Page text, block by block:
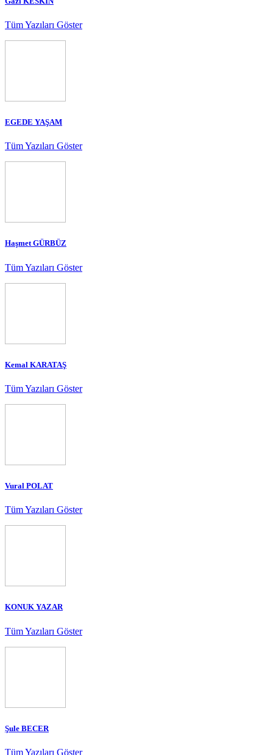
Tüm Yazıları Göster
EGEDE YAŞAM
Tüm Yazıları Göster
Haşmet GÜRBÜZ
Tüm Yazıları Göster
Kemal KARATAŞ
Tüm Yazıları Göster
Vural POLAT
Tüm Yazıları Göster
KONUK YAZAR
Tüm Yazıları Göster
Şule BECER
Tüm Yazıları Göster